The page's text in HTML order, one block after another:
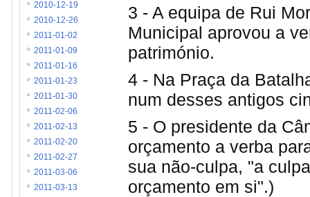
3 - A equipa de Rui
Municipal aprovou a
património.
4 - Na Praça da
num desses antigos
5 - O presidente da
orçamento a verba
sua não-culpa, "a
orçamento em si".)
2010-12-19
2010-12-26
2011-01-02
2011-01-09
2011-01-16
2011-01-23
2011-01-30
2011-02-06
2011-02-13
2011-02-20
2011-02-27
2011-03-06
2011-03-13